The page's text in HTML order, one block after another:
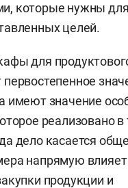
которые нужны для
целей.
для
имеют значение
реализовано в
дело касается
напрямую влияет
продукции и